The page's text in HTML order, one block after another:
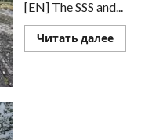
[EN] The SSS and...
Читать далее